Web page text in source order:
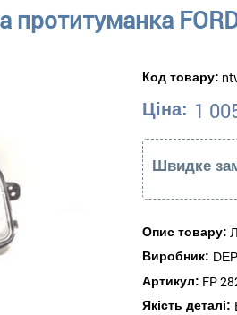
протитуманка
Код товару:
Ціна: 1
Швидке
Опис товару:
Виробник:
Артикул: FP
Якість деталі: